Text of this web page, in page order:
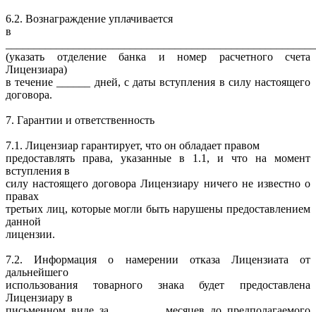
6.2. Вознаграждение уплачивается
в
(указать отделение банка и номер расчетного счета
Лицензиара)
в течение ______ дней, с даты вступления в силу настоящего
договора.
7. Гарантии и ответственность
7.1. Лицензиар гарантирует, что он обладает правом
предоставлять права, указанные в 1.1, и что на момент
вступления в
силу настоящего договора Лицензиару ничего не известно о
правах
третьих лиц, которые могли быть нарушены предоставлением
данной
лицензии.
7.2. Информация о намерении отказа Лицензиата от
дальнейшего
использования товарного знака будет предоставлена
Лицензиару в